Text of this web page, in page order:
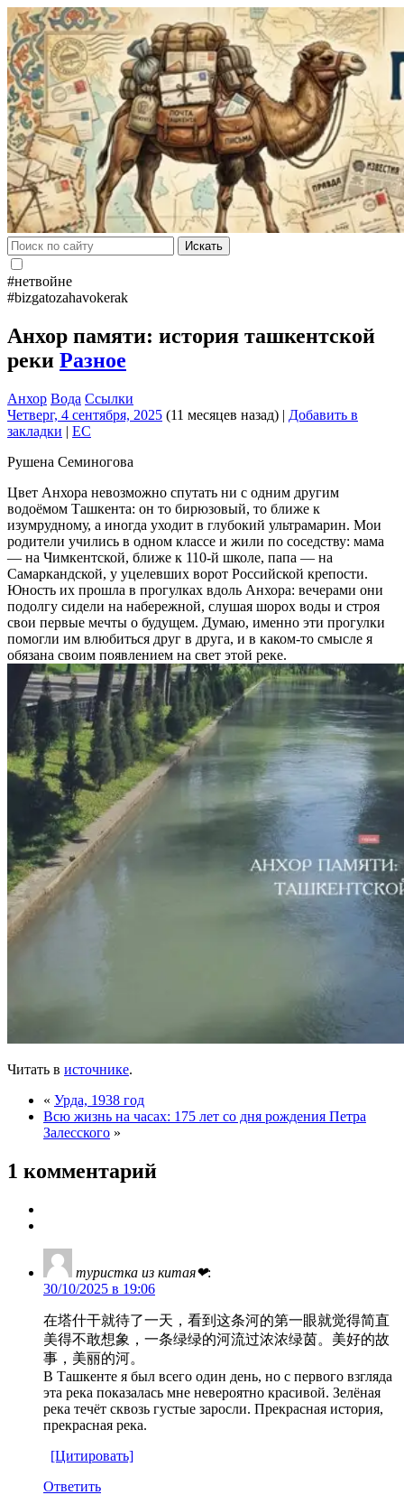
Искать
#нетвойне
#bizgatozahavokerak
Анхор памяти: история ташкентской
реки Разное
Анхор Вода Ссылки
Четверг, 4 сентября, 2025 (11 месяцев назад) | Добавить в
закладки | EC
Рушена Семиногова
Цвет Анхора невозможно спутать ни с одним другим
водоёмом Ташкента: он то бирюзовый, то ближе к
изумрудному, а иногда уходит в глубокий ультрамарин. Мои
родители учились в одном классе и жили по соседству: мама
— на Чимкентской, ближе к 110-й школе, папа — на
Самаркандской, у уцелевших ворот Российской крепости.
Юность их прошла в прогулках вдоль Анхора: вечерами они
подолгу сидели на набережной, слушая шорох воды и строя
свои первые мечты о будущем. Думаю, именно эти прогулки
помогли им влюбиться друг в друга, и в каком-то смысле я
обязана своим появлением на свет этой реке.
Читать в источнике.
« Урда, 1938 год
Всю жизнь на часах: 175 лет со дня рождения Петра
Залесского »
1 комментарий
туристка из китая❤:
30/10/2025 в 19:06
在塔什干就待了一天，看到这条河的第一眼就觉得简直
美得不敢想象，一条绿绿的河流过浓浓绿茵。美好的故
事，美丽的河。
В Ташкенте я был всего один день, но с первого взгляда
эта река показалась мне невероятно красивой. Зелёная
река течёт сквозь густые заросли. Прекрасная история,
прекрасная река.
[Цитировать]
Ответить